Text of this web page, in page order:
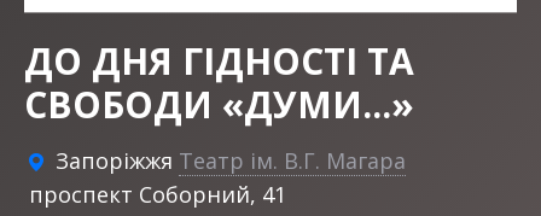
ДО ДНЯ ГІДНОСТІ ТА
СВОБОДИ «ДУМИ...»
Запоріжжя Театр ім. В.Г. Магара
проспект Соборний, 41